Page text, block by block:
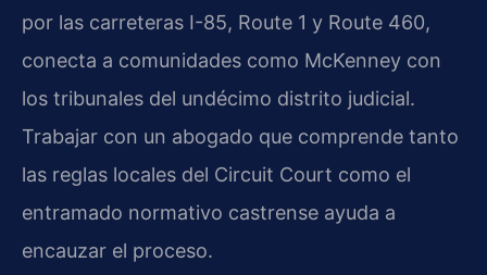
por las carreteras I-85, Route 1 y Route 460,
conecta a comunidades como McKenney con
los tribunales del undécimo distrito judicial.
Trabajar con un abogado que comprende tanto
las reglas locales del Circuit Court como el
entramado normativo castrense ayuda a
encauzar el proceso.